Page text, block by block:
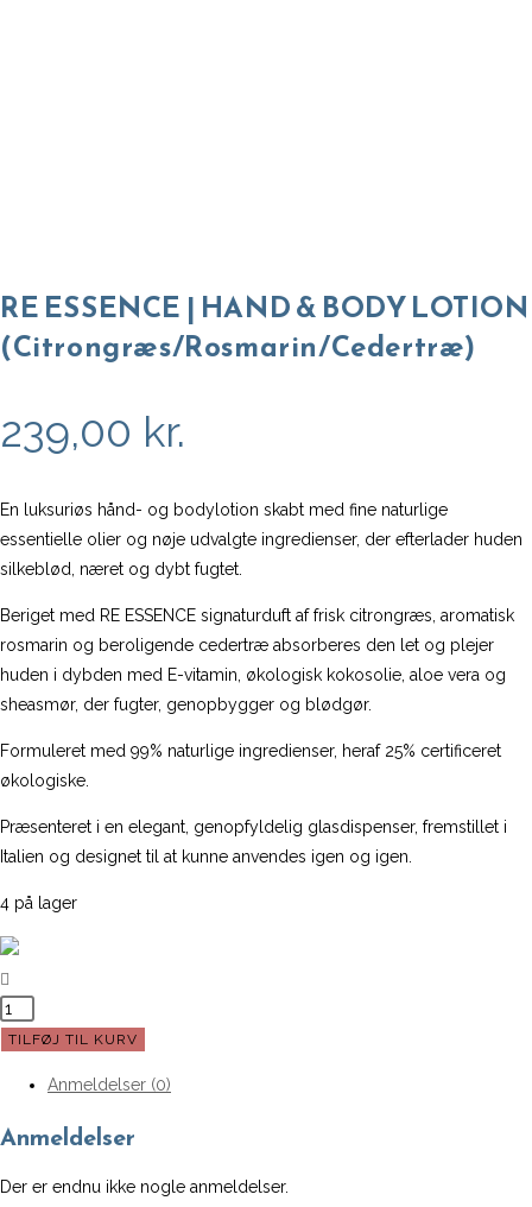
RE ESSENCE | HAND & BODY LOTION
(Citrongræs/Rosmarin/Cedertræ)
239,00 kr.
En luksuriøs hånd- og bodylotion skabt med fine naturlige
essentielle olier og nøje udvalgte ingredienser, der efterlader huden
silkeblød, næret og dybt fugtet.
Beriget med RE ESSENCE signaturduft af frisk citrongræs, aromatisk
rosmarin og beroligende cedertræ absorberes den let og plejer
huden i dybden med E-vitamin, økologisk kokosolie, aloe vera og
sheasmør, der fugter, genopbygger og blødgør.
Formuleret med 99% naturlige ingredienser, heraf 25% certificeret
økologiske.
Præsenteret i en elegant, genopfyldelig glasdispenser, fremstillet i
Italien og designet til at kunne anvendes igen og igen.
4 på lager
RE
ESSENCE
&
LOTION
TILFØJ TIL KURV
Anmeldelser (0)
Anmeldelser
Der er endnu ikke nogle anmeldelser.